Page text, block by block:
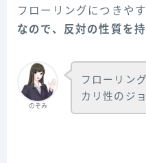
フローリングにつきや
なので、反対の性質を
のぞみ
フローリン
カリ性のジ